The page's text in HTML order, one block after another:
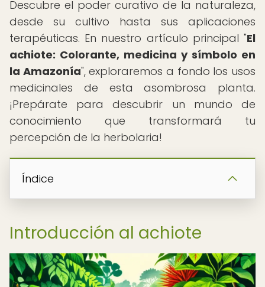
Descubre el poder curativo de la naturaleza,
desde su cultivo hasta sus aplicaciones
terapéuticas. En nuestro artículo principal "El
achiote: Colorante, medicina y símbolo en
la Amazonía", exploraremos a fondo los usos
medicinales de esta asombrosa planta.
¡Prepárate para descubrir un mundo de
conocimiento que transformará tu
percepción de la herbolaria!
Índice
Introducción al achiote